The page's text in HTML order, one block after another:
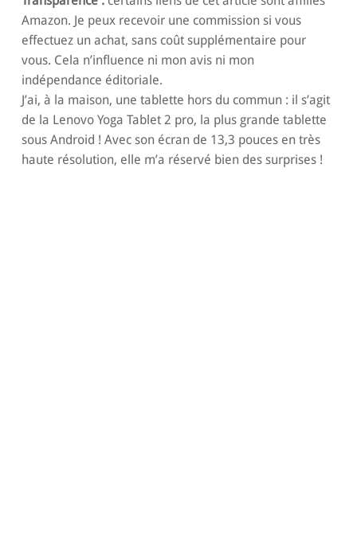
Amazon. Je peux recevoir une commission si vous
effectuez un achat, sans coût supplémentaire pour
vous. Cela n’influence ni mon avis ni mon
indépendance éditoriale.
J’ai, à la maison, une tablette hors du commun : il s’agit
de la Lenovo Yoga Tablet 2 pro, la plus grande tablette
sous Android ! Avec son écran de 13,3 pouces en très
haute résolution, elle m’a réservé bien des surprises !